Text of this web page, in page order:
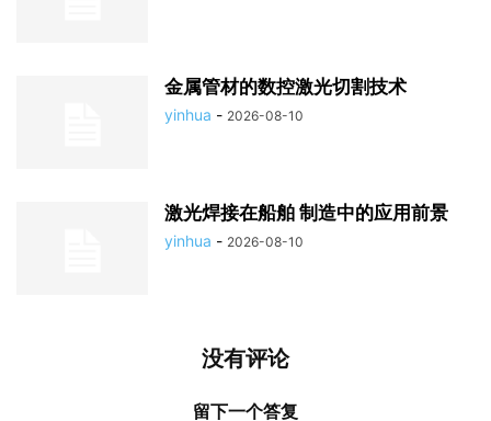
金属管材的数控激光切割技术
yinhua - 2026-08-10
激光焊接在船舶 制造中的应用前景
yinhua - 2026-08-10
没有评论
留下一个答复